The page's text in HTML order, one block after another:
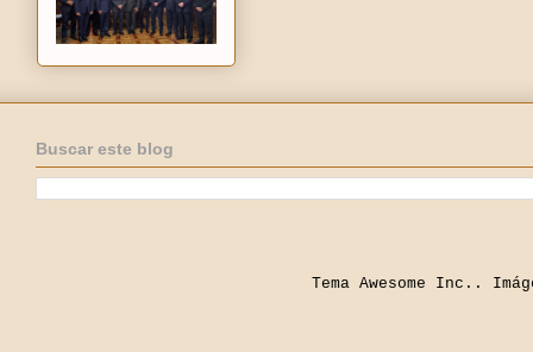
Buscar este blog
Tema Awesome Inc..